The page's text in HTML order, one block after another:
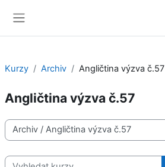
Kurzy Archiv Angličtina výzva č.57
Angličtina výzva č.57
Kategorie kurzů
Vyhledat kurzy